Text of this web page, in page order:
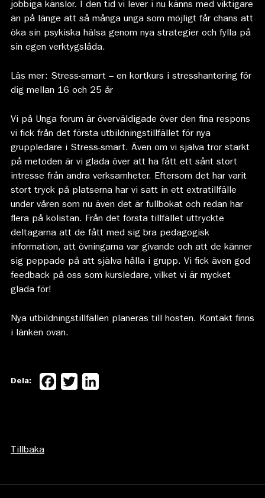
jobbiga känslor. I den tid vi lever i nu känns med viktigare
än på länge att så många unga som möjligt får chans att
öka sin psykiska hälsa genom nya strategier och fylla på
sin egen verktygslåda.
Läs mer: Stress-smart – en kortkurs i stresshantering för
dig mellan 16 och 25 år
Vi på Unga forum är överväldigade över den fina respons
vi fick från det första utbildningstillfället för nya
gruppledare i Stress-smart. Även om vi själva tror starkt
på metoden är vi glada över att ha fått ett sånt stort
intresse från andra verksamheter. Eftersom det har varit
stort tryck på platserna har vi satt in ett extratillfälle
under våren som nu även det är fullbokat och redan har
flera på kölistan. Från det första tillfället uttryckte
deltagarna att de fått med sig bra pedagogisk
information, att övningarna var givande och att de känner
sig peppade på att själva hålla i grupp. Vi fick även god
feedback på oss som kursledare, vilket vi är mycket
glada för!
Nya utbildningstillfällen planeras till hösten. Kontakt finns
i länken ovan.
Dela: Facebook
Twitter
Tillbaka